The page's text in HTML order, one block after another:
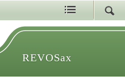
REVOSax